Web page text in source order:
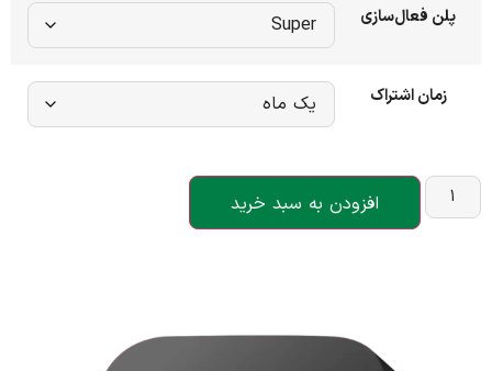
پلن فعال‌سازی
زمان اشتراک
افزودن به سبد خرید